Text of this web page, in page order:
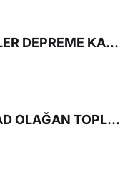
MOBİL EVLER DEPREME KARŞI RİSKLERİ EN AZA İNDİRİYOR
TÜMEVSİAD OLAĞAN TOPLANTISI BURSA’DA GERÇEKLEŞTİRİLDİ